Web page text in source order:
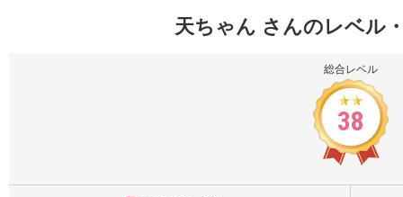
天ちゃん さんのレベル
総合レベル
38